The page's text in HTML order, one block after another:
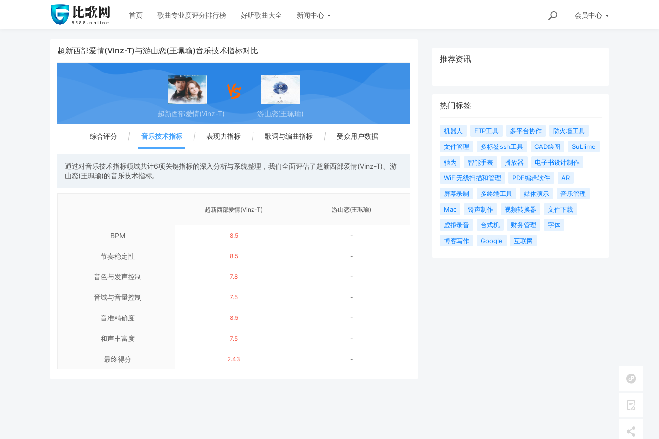
会员中心
首页 歌曲专业度评分排行榜 好听歌曲大全 新闻中心
超新西部爱情(Vinz-T)与游山恋(王珮瑜)音乐技术指标对比
超新西部爱情(Vinz-T) 游山恋(王珮瑜)
综合评分 | 音乐技术指标 | 表现力指标 | 歌词与编曲指标 | 受众用户数据
通过对音乐技术指标领域共计6项关键指标的深入分析与系统整理，我们全面评估了超新西部爱情(Vinz-T)、游
山恋(王珮瑜)的音乐技术指标。
BPM
节奏稳定性
音色与发声控制
音域与音量控制
音准精确度
和声丰富度
最终得分
超新西部爱情(Vinz-T)
8.5
8.5
7.8
7.5
8.5
7.5
2.43
游山恋(王珮瑜)
-
-
-
-
-
-
-
推荐资讯
热门标签
机器人 FTP工具 多平台协作
防火墙工具
文件管理
多标签ssh工具 CAD绘图
Sublime
驰为
智能手表 播放器
电子书设计制作
WiFi无线扫描和管理
PDF编辑软件
AR
屏幕录制
多终端工具 媒体演示
音乐管理
Mac
铃声制作 视频转换器
文件下载
虚拟录音
台式机 财务管理
字体
博客写作
Google 互联网